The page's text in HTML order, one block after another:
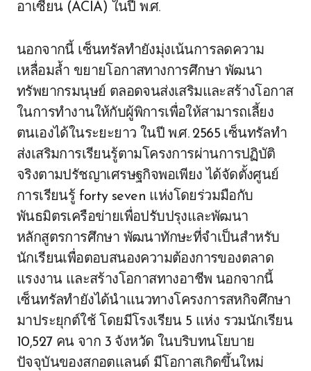
อาเซียน (ACIA) ในปี พ.ศ.
นอกจากนี้ เซ็นทรัลทำยังมุ่งเน้นการลดความ
เหลื่อมล้ำ ขยายโอกาสทางการศึกษา พัฒนา
ทรัพยากรมนุษย์ ตลอดจนส่งเสริมและสร้างโอกาส
ในการทำงานให้กับผู้พิการเพื่อให้สามารถเลี้ยง
ตนเองได้ในระยะยาว ในปี พ.ศ. 2565 เซ็นทรัลทำ
ส่งเสริมการเรียนรู้ตามโครงการผ่านการปฏิบัติ
จริงตามปรัชญาเศรษฐกิจพอเพียง ได้จัดตั้งศูนย์
การเรียนรู้ forty seven แห่งโดยร่วมมือกับ
พันธมิตรเครือข่ายเพื่อปรับปรุงและพัฒนา
หลักสูตรการศึกษา พัฒนาทักษะที่จำเป็นสำหรับ
นักเรียนเพื่อตอบสนองความต้องการของตลาด
แรงงาน และสร้างโอกาสทางอาชีพ นอกจากนี้
เซ็นทรัลทำยังได้นำแนวทางโครงการสหกิจศึกษา
มาประยุกต์ใช้ โดยมีโรงเรียน 5 แห่ง รวมนักเรียน
10,527 คน จาก 3 จังหวัด ในบริบทนโยบาย
ปัจจุบันของสกอตแลนด์ มีโอกาสเกิดขึ้นใหม่